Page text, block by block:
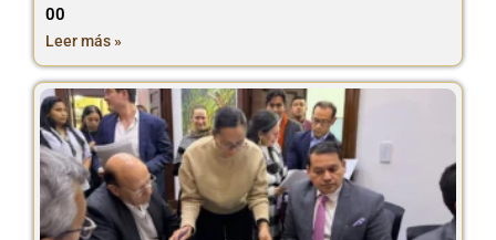
00
Leer más »